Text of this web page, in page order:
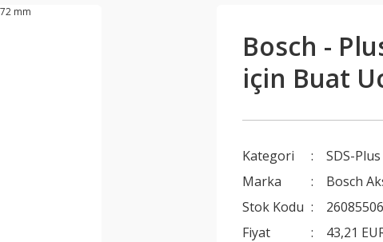
Bosch -
için Buat
Kategori
SDS-Plus
Marka
Bosch
Stok Kodu
Fiyat
43,21